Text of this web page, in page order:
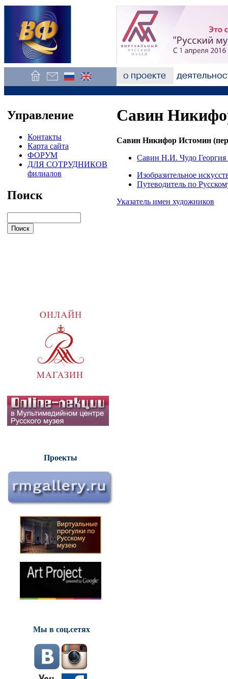
Управление
Контакты
Карта сайта
ФОРУМ
ДЛЯ СОТРУДНИКОВ
филиалов
Поиск
Проекты
Мы в соц.сетях
Савин
Савин Никифор Истомин
Савин Н.И. Чудо
Изобразительное
Путеводитель по
Указатель имен художников